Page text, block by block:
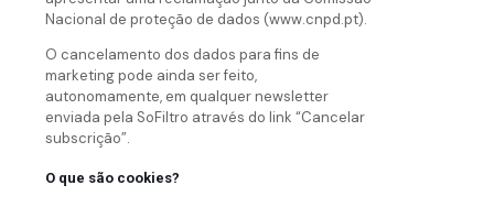
Nacional de proteção de dados (www.cnpd.pt).
O cancelamento dos dados para fins de
marketing pode ainda ser feito,
autonomamente, em qualquer newsletter
enviada pela SoFiltro através do link “Cancelar
subscrição”.
O que são cookies?